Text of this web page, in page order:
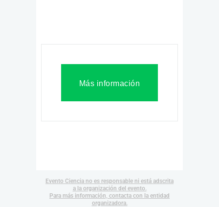
Más información
Evento Ciencia no es responsable ni está adscrita
a la organización del evento.
Para más información, contacta con la entidad
organizadora.